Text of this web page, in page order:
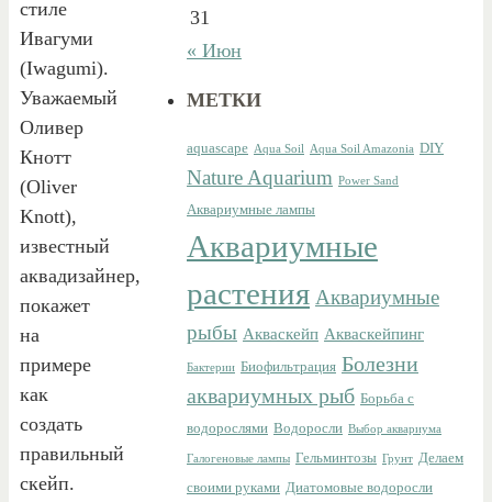
стиле
Ивагуми
(Iwagumi).
Уважаемый
Оливер
Кнотт
(Oliver
Knott),
известный
аквадизайнер,
покажет
на
примере
как
создать
правильный
скейп.
31
« Июн
МЕТКИ
aquascape Aqua Soil Aqua Soil Amazonia DIY
Nature Aquarium Power Sand
Аквариумные лампы
Аквариумные
растения Аквариумные
рыбы Акваскейп Акваскейпинг
Бактерии Биофильтрация Болезни
аквариумных рыб Борьба с
водорослями Водоросли Выбор аквариума
Галогеновые лампы Гельминтозы Грунт Делаем
своими руками Диатомовые водоросли